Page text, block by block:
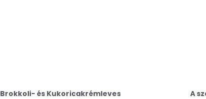
Brokkoli- és Kukoricakrémleves
A